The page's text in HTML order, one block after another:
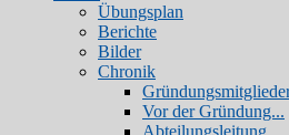
Übungsplan
Berichte
Bilder
Chronik
Vor der Gründung...
Abteilungsleitung